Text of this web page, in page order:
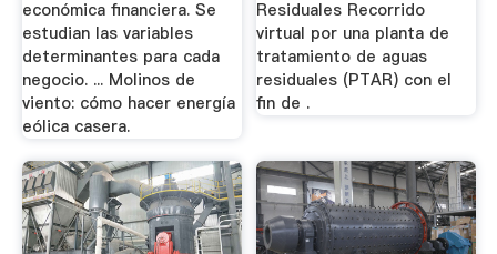
económica financiera. Se
estudian las variables
determinantes para cada
negocio. ... Molinos de
viento: cómo hacer energía
eólica casera.
Residuales Recorrido
virtual por una planta de
tratamiento de aguas
residuales (PTAR) con el
fin de .